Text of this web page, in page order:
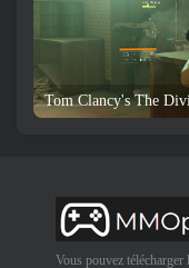
Vous pouvez